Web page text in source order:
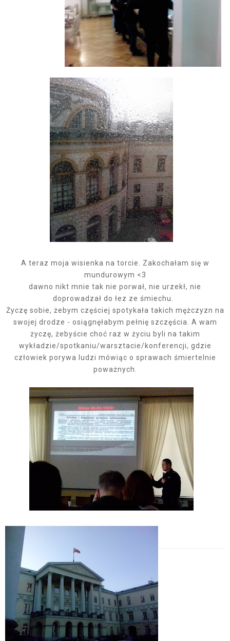
A teraz moja wisienka na torcie. Zakochałam się w
mundurowym <3
dawno nikt mnie tak nie porwał, nie urzekł, nie
doprowadzał do łez ze śmiechu.
Życzę sobie, żebym częściej spotykała takich mężczyzn na
swojej drodze - osiągnęłabym pełnię szczęścia. A wam
życzę, żebyście choć raz w życiu byli na takim
wykładzie/spotkaniu/warsztacie/konferencji, gdzie
człowiek porywa ludzi mówiąc o sprawach śmiertelnie
poważnych.